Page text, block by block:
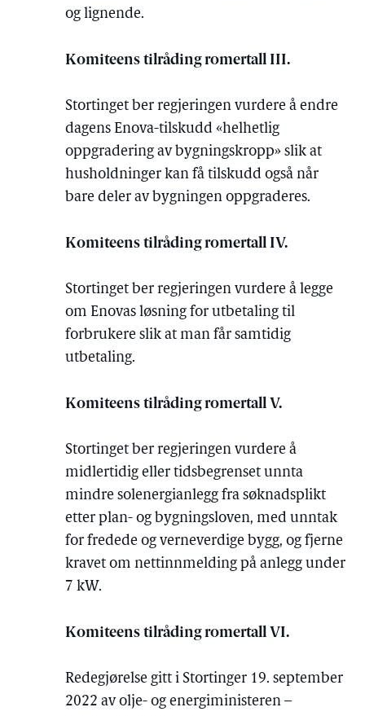
og lignende.
Komiteens tilråding romertall III.
Stortinget ber regjeringen vurdere å endre
dagens Enova-tilskudd «helhetlig
oppgradering av bygningskropp» slik at
husholdninger kan få tilskudd også når
bare deler av bygningen oppgraderes.
Komiteens tilråding romertall IV.
Stortinget ber regjeringen vurdere å legge
om Enovas løsning for utbetaling til
forbrukere slik at man får samtidig
utbetaling.
Komiteens tilråding romertall V.
Stortinget ber regjeringen vurdere å
midlertidig eller tidsbegrenset unnta
mindre solenergianlegg fra søknadsplikt
etter plan- og bygningsloven, med unntak
for fredede og verneverdige bygg, og fjerne
kravet om nettinnmelding på anlegg under
7 kW.
Komiteens tilråding romertall VI.
Redegjørelse gitt i Stortinger 19. september
2022 av olje- og energiministeren –